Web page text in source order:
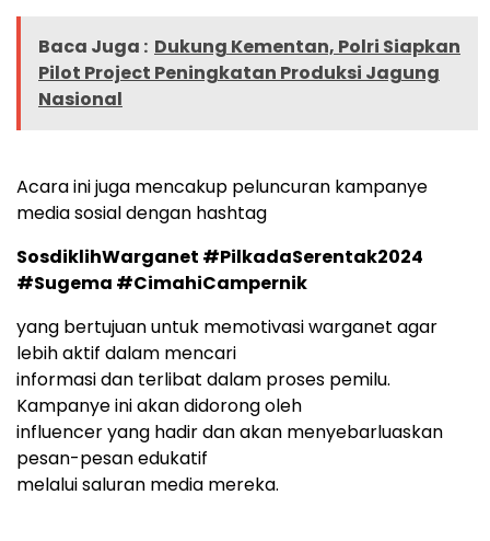
Baca Juga : Dukung Kementan, Polri Siapkan
Pilot Project Peningkatan Produksi Jagung
Nasional
Acara ini juga mencakup peluncuran kampanye
media sosial dengan hashtag
SosdiklihWarganet #PilkadaSerentak2024
#Sugema #CimahiCampernik
yang bertujuan untuk memotivasi warganet agar
lebih aktif dalam mencari
informasi dan terlibat dalam proses pemilu.
Kampanye ini akan didorong oleh
influencer yang hadir dan akan menyebarluaskan
pesan-pesan edukatif
melalui saluran media mereka.